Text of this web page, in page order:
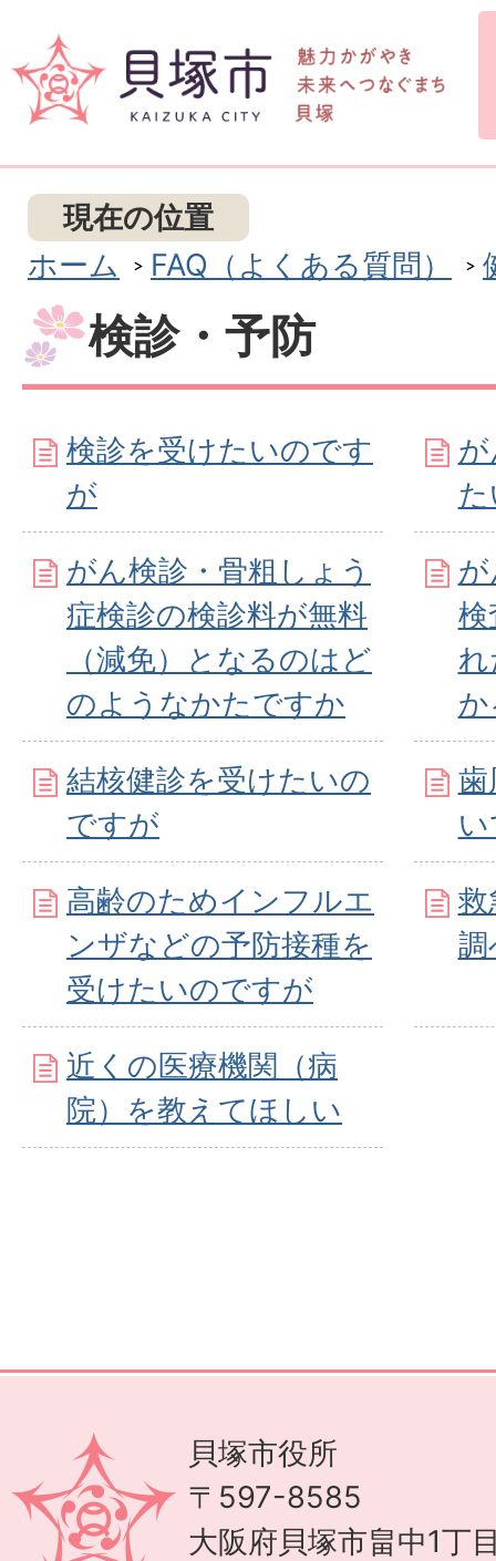
現在の位置
ホーム
FAQ（よくある質問）
検診・予防
検診を受けたいのです
が
がん検診・骨粗しょう
症検診の検診料が無料
（減免）となるのはど
のようなかたですか
結核健診を受けたいの
ですが
歯
高齢のためインフルエ
ンザなどの予防接種を
受けたいのですが
救
近くの医療機関（病
院）を教えてほしい
貝塚市役所
〒597-8585
大阪府貝塚市畠中1丁